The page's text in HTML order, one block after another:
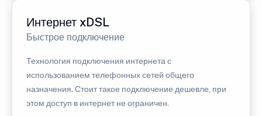
Интернет xDSL
Быстрое подключение
Технология подключения интернета с
использованием телефонных сетей общего
назначения. Стоит такое подключение дешевле, при
этом доступ в интернет не ограничен.